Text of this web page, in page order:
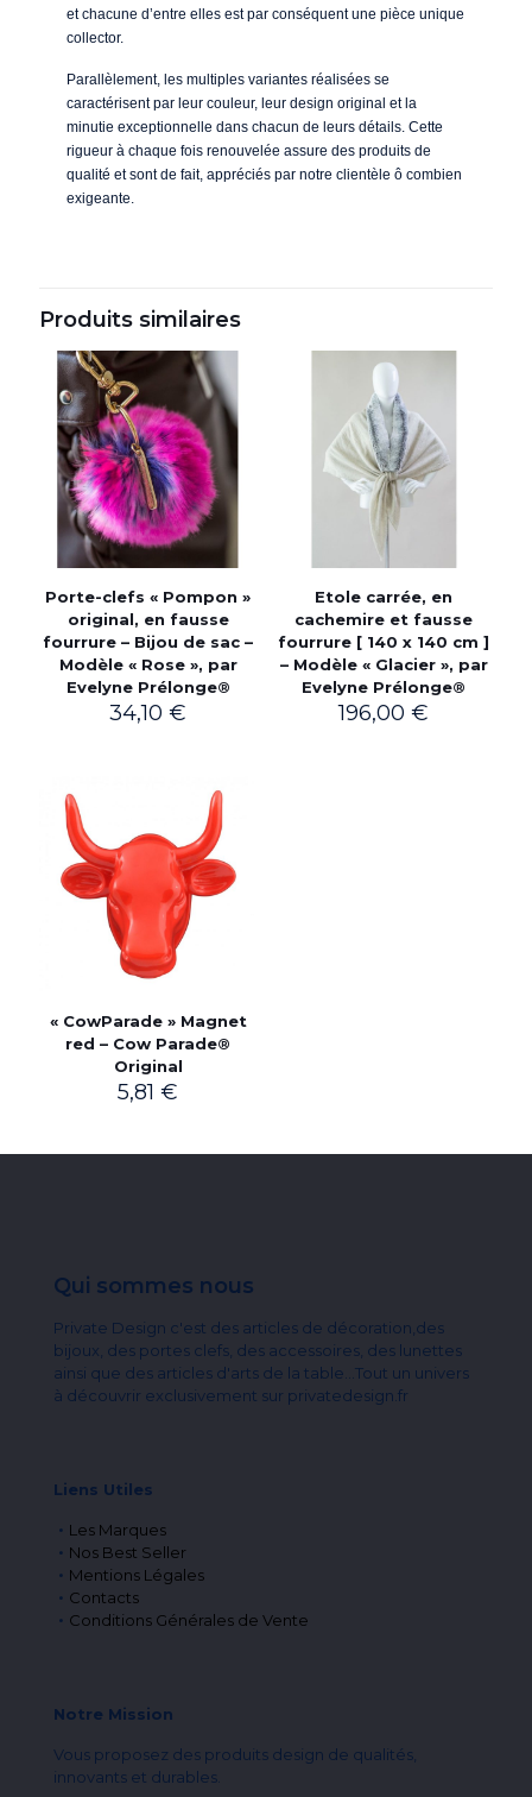
et chacune d’entre elles est par conséquent une pièce unique
collector.
Parallèlement, les multiples variantes réalisées se
caractérisent par leur couleur, leur design original et la
minutie exceptionnelle dans chacun de leurs détails. Cette
rigueur à chaque fois renouvelée assure des produits de
qualité et sont de fait, appréciés par notre clientèle ô combien
exigeante.
Produits similaires
Porte-clefs « Pompon »
original, en fausse
fourrure – Bijou de sac –
Modèle « Rose », par
Evelyne Prélonge®
34,10€
Etole carrée, en
cachemire et fausse
fourrure [ 140 x 140 cm ]
– Modèle « Glacier », par
Evelyne Prélonge®
196,00€
« CowParade » Magnet
red – Cow Parade®
Original
5,81€
Qui sommes nous
Private Design c'est des articles de décoration,des
bijoux, des portes clefs, des accessoires, des lunettes
ainsi que des articles d'arts de la table...Tout un univers
à découvrir exclusivement sur privatedesign.fr
Liens Utiles
Les Marques
Nos Best Seller
Mentions Légales
Contacts
Conditions Générales de Vente
Notre Mission
Vous proposez des produits design de qualités,
innovants et durables.